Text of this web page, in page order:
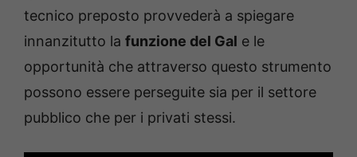
tecnico preposto provvederà a spiegare
innanzitutto la funzione del Gal e le
opportunità che attraverso questo strumento
possono essere perseguite sia per il settore
pubblico che per i privati stessi.